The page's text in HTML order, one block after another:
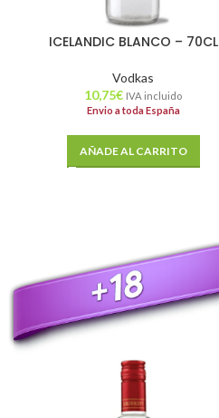
ICELANDIC BLANCO – 70CL
Vodkas
10,75€ IVA incluido
Envio a toda España
AÑADE AL CARRITO